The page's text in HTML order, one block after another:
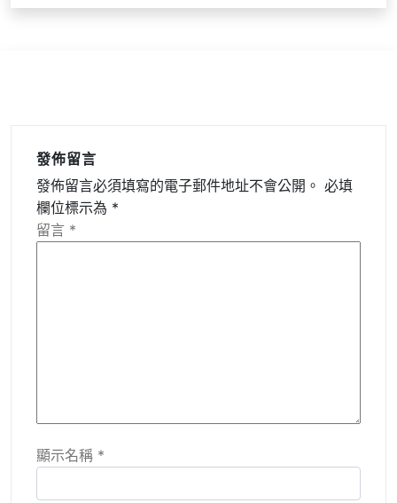
發佈留言
發佈留言必須填寫的電子郵件地址不會公開。 必填
欄位標示為 *
留言 *
顯示名稱 *